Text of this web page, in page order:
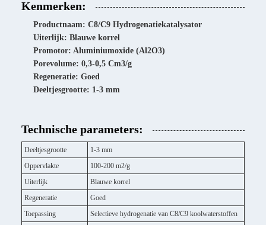
Kenmerken:
Productnaam: C8/C9 Hydrogenatiekatalysator
Uiterlijk: Blauwe korrel
Promotor: Aluminiumoxide (Al2O3)
Porevolume: 0,3-0,5 Cm3/g
Regeneratie: Goed
Deeltjesgrootte: 1-3 mm
Technische parameters:
Deeltjesgrootte
1-3 mm
Oppervlakte
100-200 m2/g
Uiterlijk
Blauwe korrel
Regeneratie
Goed
Toepassing
Selectieve hydrogenatie van C8/C9 koolwaterstoffen